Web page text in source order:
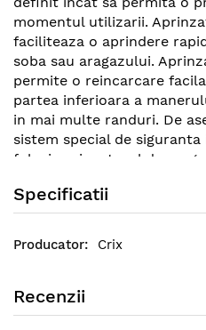
momentul utilizarii.
faciliteaza o aprindere
soba sau aragazului.
permite o reincarcare
partea inferioara a
in mai multe randuri. De
sistem special de
folosi aprinzatorul de
Specificatii
Crix
Recenzii